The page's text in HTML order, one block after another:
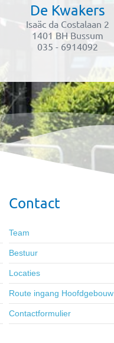
De Kwakers
Isaäc da Costalaan 2
1401 BH Bussum
035 - 6914092
Contact
Team
Bestuur
Locaties
Route ingang Hoofdgebouw
Contactformulier